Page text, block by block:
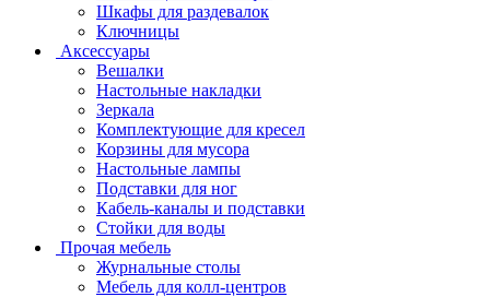
Шкафы для раздевалок
Ключницы
Аксессуары
Вешалки
Настольные накладки
Зеркала
Комплектующие для кресел
Корзины для мусора
Настольные лампы
Подставки для ног
Кабель-каналы и подставки
Стойки для воды
Прочая мебель
Журнальные столы
Мебель для колл-центров